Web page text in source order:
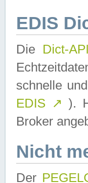
EDIS
Die Dict-API
schnelle
EDIS ↗ ).
Broker
Nicht
Der